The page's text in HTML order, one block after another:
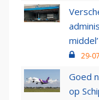
middel’
29-
Goed
op